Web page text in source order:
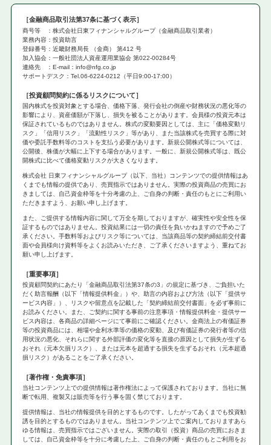
金融商品取引法第37条に基づく表示
商号等 ：株式会社日東フィナンシャルグループ（金融商品取引業者）
業務内容：投資助言
登録番号：近畿財務局長 （金商） 第412 号
加入協会：一般社団法人資産運用業協会 第022-00284号
連絡先 ：E-mail：info@nfg.co.jp
サポートデスク：Tel.06-6224-0212（平日9:00-17:00）
投資顧問契約に係るリスクについて
国内株式を投資対象とする場合、価格下落、発行会社の倒産や財務状況の悪化等の
影響により、資産価額が下落し、損失を被ることがあります。会員様の投資元本は
保証されているものではありません。株式の変動要因としては、主に「価格変動リ
スク」「信用リスク」「流動性リスク」等があり、また当該株式を売買する際に対
価や委託手数料等のコストを支払う必要があります。新規公開株式等については、
公開後、株価が大幅に上下する場合があります。一般に、新規公開株式等は、既公
開株式に比べて価格変動リスクが大きくなります。
株式会社 日東フィナンシャルグループ（以下、当社）コンテンツでの提供情報はあ
くまでも情報の提供であり、売買指示ではありません。実際の投資商品の売買にお
きましては、自己資金枠等を十分考慮の上、ご自身の判断・責任のもとにご利用い
ただきますよう、お願い申し上げます。
また、ご提供する情報内容に関して万全を期しておりますが、確実性や安全性を保
証するものではありません。投資結果には一切の責任を負いかねますので予めご了
承ください。手数料等およびリスク等については、当該商品等の契約締結前交付書
面や会員様向け資料等をよくお読みいただき、ご了承くださいますよう、重ねてお
願い申し上げます。
重要事項
投資顧問契約にあたり「金融商品取引法第37条の3」の規定に基づき、ご負担いた
だく助言報酬（以下「情報提供料金」）や、助言の内容および方法（以下「提供サ
ービス内容」）、リスクや留意点を記載した「契約締結前交付書面」を必ず事前に
お読みください。また、ご契約に関する事前の注意事項・情報提供料金・提供サー
ビス内容は、各商品の詳細ページにて事前にご確認ください。金商法上の有価証券
等の投資商品には、相場や金利水準等の価格の変動、及び有価証券の発行者等の信
用状況の悪化、それらに関する外部評価の変化等を直接の原因として損失が生ずる
おそれ（元本欠損リスク）、または元本を超過する損失を生ずるおそれ（元本超過
損リスク）があることをご了承ください。
著作権・免責事項
当社コンテンツ上での提供情報は著作権法によって保護されております。当社に無
断で転用、複製又は販売等を行う事を固く禁じております。
提供情報は、当社の情報提供を目的とするものです。したがってあくまでも投資勧
誘を目的とするものではありません。当社コンテンツ上でご案内しておりますあら
ゆる情報は、売買指示ではございません。実際の取引（投資）商品の売買におきま
しては、自己資金枠等を十分に考慮した上、ご自身の判断・責任のもとご利用をお